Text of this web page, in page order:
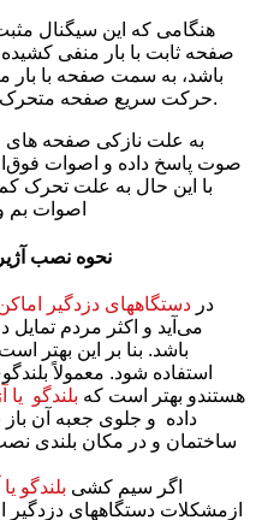
هنگامی که این سیگنال
صفحه ثابت با بار منفی
باشد، به سمت صفحه با بار
حرکت سریع صفحه متحرک رسانای میانی، صوت تولید می‌شود.
به علت نازکی صفحه های
صوت پاسخ داده و اصوات
با این حال به علت تحرک
اصوات بم
نحوه نصب
در دستگاههای دزدگیر
می‌آید و اکثر مردم تمایل
باشد. بنا بر این بهتر
استفاده شود. معمولاً
هستندو بهتر است که بلندگو یا
داده و جلوی جعبه آن باز
ساختمان و در مکان بلندی
اگر سیم کشی بلندگو یا
ازمشکلات دستگاههای دزدگیر